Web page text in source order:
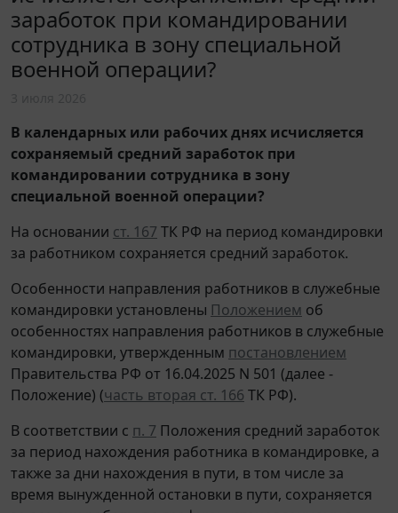
заработок при командировании
сотрудника в зону специальной
военной операции?
В календарных или рабочих днях исчисляется
сохраняемый средний заработок при
командировании сотрудника в зону
специальной военной операции?
На основании ст. 167 ТК РФ на период командировки
за работником сохраняется средний заработок.
Особенности направления работников в служебные
командировки установлены Положением об
особенностях направления работников в служебные
командировки, утвержденным постановлением
Правительства РФ от 16.04.2025 N 501 (далее -
Положение) (часть вторая ст. 166 ТК РФ).
В соответствии с п. 7 Положения средний заработок
за период нахождения работника в командировке, а
также за дни нахождения в пути, в том числе за
время вынужденной остановки в пути, сохраняется